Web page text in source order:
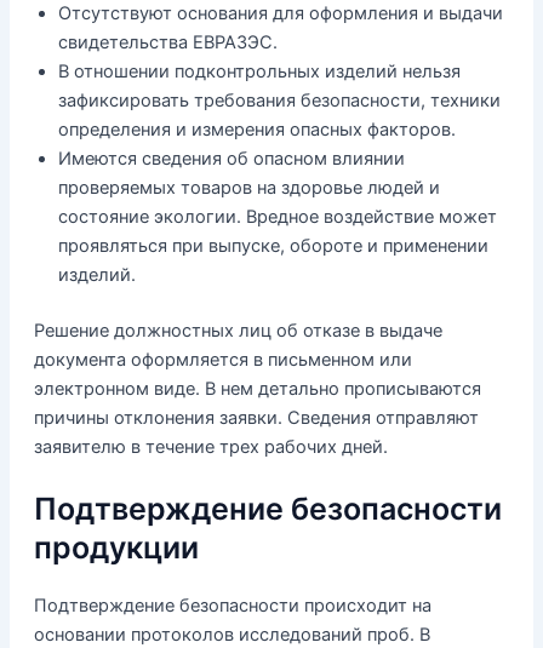
Отсутствуют основания для оформления и выдачи
свидетельства ЕВРАЗЭС.
В отношении подконтрольных изделий нельзя
зафиксировать требования безопасности, техники
определения и измерения опасных факторов.
Имеются сведения об опасном влиянии
проверяемых товаров на здоровье людей и
состояние экологии. Вредное воздействие может
проявляться при выпуске, обороте и применении
изделий.
Решение должностных лиц об отказе в выдаче
документа оформляется в письменном или
электронном виде. В нем детально прописываются
причины отклонения заявки. Сведения отправляют
заявителю в течение трех рабочих дней.
Подтверждение безопасности
продукции
Подтверждение безопасности происходит на
основании протоколов исследований проб. В